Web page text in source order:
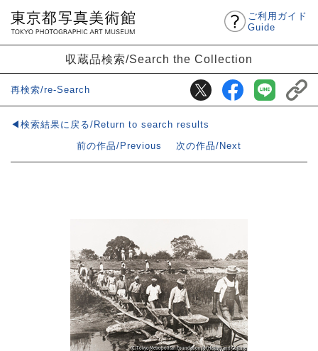
ご利用ガイド
Guide
収蔵品検索/Search the Collection
再検索/re-Search
◀検索結果に戻る/Return to search results
前の作品/Previous
次の作品/Next